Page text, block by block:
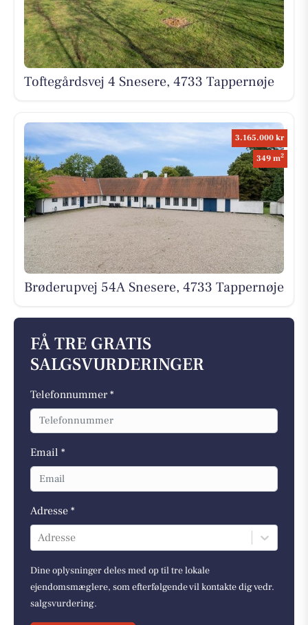
Toftegårdsvej 4 Snesere, 4733 Tappernøje
3.165.000 kr
349 m2
Brøderupvej 54A Snesere, 4733 Tappernøje
FÅ TRE GRATIS
SALGSVURDERINGER
Telefonnummer *
Email *
Adresse *
Adresse
Dine oplysninger deles med op til tre lokale
ejendomsmæglere, som efterfølgende vil kontakte dig vedr.
salgsvurdering.